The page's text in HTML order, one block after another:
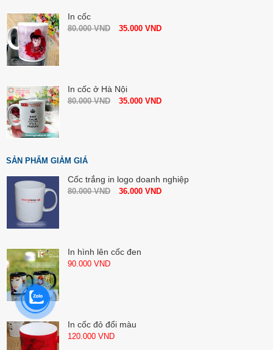
In cốc
80.000VND 35.000 VND
In cốc ở Hà Nội
80.000VND 35.000 VND
SẢN PHẨM GIẢM GIÁ
Cốc trắng in logo doanh nghiệp
80.000VND 36.000 VND
In hình lên cốc đen
90.000 VND
In cốc đỏ đổi màu
120.000 VND